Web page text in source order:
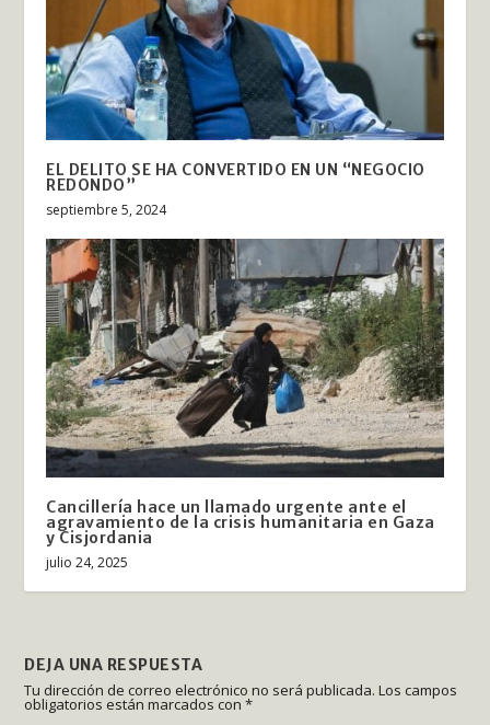
EL DELITO SE HA CONVERTIDO EN UN “NEGOCIO
REDONDO”
septiembre 5, 2024
Cancillería hace un llamado urgente ante el
agravamiento de la crisis humanitaria en Gaza
y Cisjordania
julio 24, 2025
DEJA UNA RESPUESTA
Tu dirección de correo electrónico no será publicada. Los campos
obligatorios están marcados con*